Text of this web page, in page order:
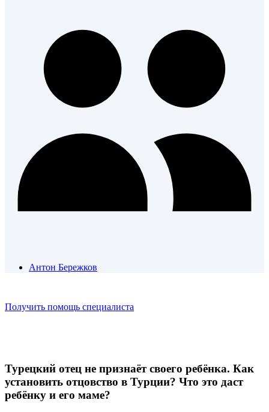
Антон Бережков
Получить помощь специалиста
Турецкий отец не признаёт своего ребёнка. Как
установить отцовство в Турции? Что это даст
ребёнку и его маме?